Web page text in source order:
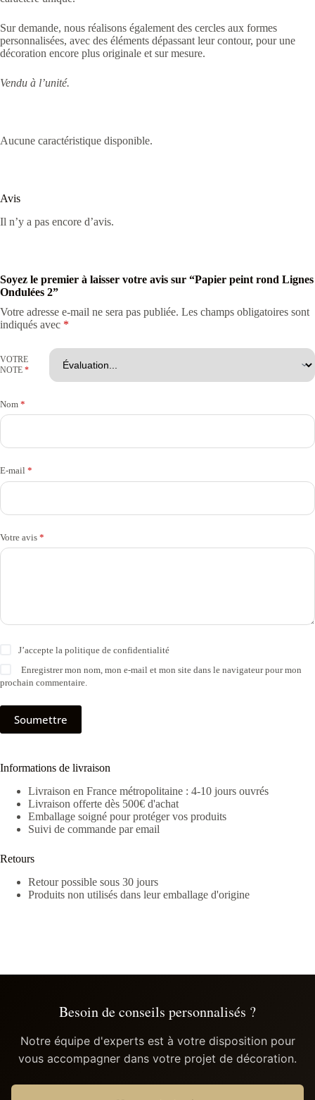
Sur demande, nous réalisons également des cercles aux formes
personnalisées, avec des éléments dépassant leur contour, pour une
décoration encore plus originale et sur mesure.
Vendu à l’unité.
Aucune caractéristique disponible.
Avis
Il n’y a pas encore d’avis.
Soyez le premier à laisser votre avis sur “Papier peint rond Lignes
Ondulées 2”
Votre adresse e-mail ne sera pas publiée. Les champs obligatoires sont
indiqués avec *
VOTRE
NOTE *
Nom *
E-mail *
Votre avis *
J’accepte la politique de confidentialité
Enregistrer mon nom, mon e-mail et mon site dans le navigateur pour mon
prochain commentaire.
Soumettre
Informations de livraison
Livraison en France métropolitaine : 4-10 jours ouvrés
Livraison offerte dès 500€ d'achat
Emballage soigné pour protéger vos produits
Suivi de commande par email
Retours
Retour possible sous 30 jours
Produits non utilisés dans leur emballage d'origine
Besoin de conseils personnalisés ?
Notre équipe d'experts est à votre disposition pour
vous accompagner dans votre projet de décoration.